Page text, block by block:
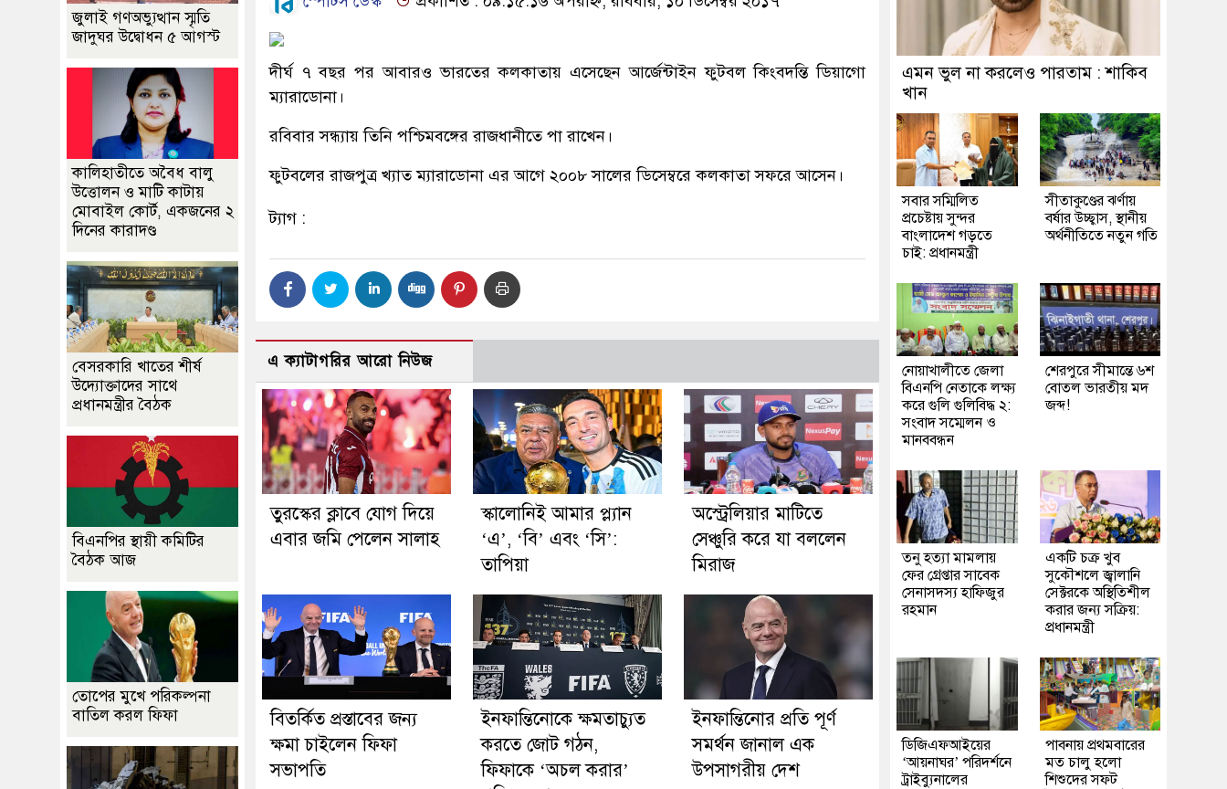
দীর্ঘ ৭ বছর পর আবারও ভারতের কলকাতায় এসেছেন আর্জেন্টাইন ফুটবল কিংবদন্তি ডিয়াগো
ম্যারাডোনা।
রবিবার সন্ধ্যায় তিনি পশ্চিমবঙ্গের রাজধানীতে পা রাখেন।
ফুটবলের রাজপুত্র খ্যাত ম্যারাডোনা এর আগে ২০০৮ সালের ডিসেম্বরে কলকাতা সফরে আসেন।
ট্যাগ :
এ ক্যাটাগরির আরো নিউজ
তুরস্কের ক্লাবে যোগ দিয়ে
এবার জমি পেলেন সালাহ
স্কালোনিই আমার প্ল্যান
‘এ’, ‘বি’ এবং ‘সি’:
তাপিয়া
অস্ট্রেলিয়ার মাটিতে
সেঞ্চুরি করে যা বললেন
মিরাজ
বিতর্কিত প্রস্তাবের জন্য
ক্ষমা চাইলেন ফিফা
সভাপতি
ইনফান্তিনোকে ক্ষমতাচ্যুত
করতে জোট গঠন,
ফিফাকে ‘অচল করার’
ইনফান্তিনোর প্রতি পূর্ণ
সমর্থন জানাল এক
উপসাগরীয় দেশ
জুলাই গণঅভ্যুত্থান স্মৃতি
জাদুঘর উদ্বোধন ৫ আগস্ট
কালিহাতীতে অবৈধ বালু
উত্তোলন ও মাটি কাটায়
মোবাইল কোর্ট, একজনের ২
দিনের কারাদণ্ড
বেসরকারি খাতের শীর্ষ
উদ্যোক্তাদের সাথে
প্রধানমন্ত্রীর বৈঠক
বিএনপির স্থায়ী কমিটির
বৈঠক আজ
তোপের মুখে পরিকল্পনা
বাতিল করল ফিফা
এমন ভুল না করলেও পারতাম : শাকিব
খান
সবার সম্মিলিত
প্রচেষ্টায় সুন্দর
বাংলাদেশ গড়তে
চাই: প্রধানমন্ত্রী
সীতাকুণ্ডের ঝর্ণায়
বর্ষার উচ্ছ্বাস, স্থানীয়
অর্থনীতিতে নতুন গতি
নোয়াখালীতে জেলা
বিএনপি নেতাকে লক্ষ্য
করে গুলি গুলিবিদ্ধ ২:
সংবাদ সম্মেলন ও
মানববন্ধন
শেরপুরে সীমান্তে ৬শ
বোতল ভারতীয় মদ
জব্দ!
তনু হত্যা মামলায়
ফের গ্রেপ্তার সাবেক
সেনাসদস্য হাফিজুর
রহমান
একটি চক্র খুব
সুকৌশলে জ্বালানি
সেক্টরকে অস্থিতিশীল
করার জন্য সক্রিয়:
প্রধানমন্ত্রী
ডিজিএফআইয়ের
‘আয়নাঘর’ পরিদর্শনে
ট্রাইব্যুনালের
পাবনায় প্রথমবারের
মত চালু হলো
শিশুদের সফট